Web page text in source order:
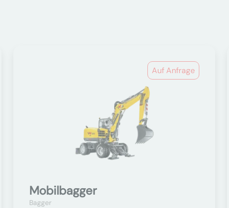
Auf Anfrage
Mobilbagger
Bagger